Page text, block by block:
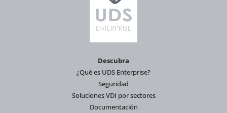
Descubra
¿Qué es UDS Enterprise?
Seguridad
Soluciones VDI por sectores
Documentación